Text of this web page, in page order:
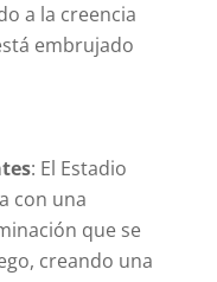
a la creencia
embrujado
: El Estadio
con una
que se
creando una